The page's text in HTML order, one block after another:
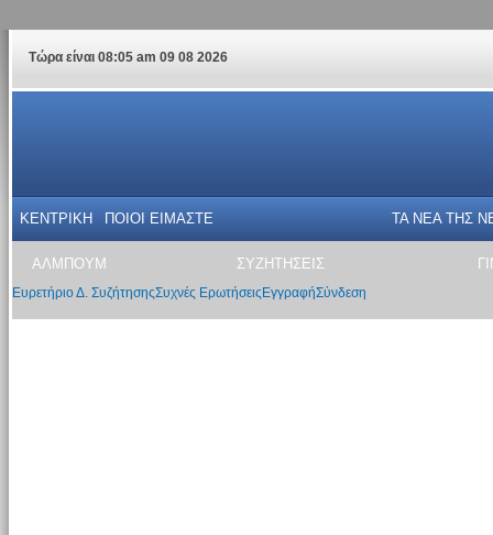
Τώρα είναι 08:05 am 09 08 2026
ΚΕΝΤΡΙΚΗ ΠΟΙΟΙ ΕΙΜΑΣΤΕ ΤΑ ΝΕΑ THΣ
ΑΛΜΠΟΥΜ ΣΥΖΗΤΗΣΕΙΣ
Ευρετήριο Δ. ΣυζήτησηςΣυχνές Ερωτήσεις ΕγγραφήΣύνδεση